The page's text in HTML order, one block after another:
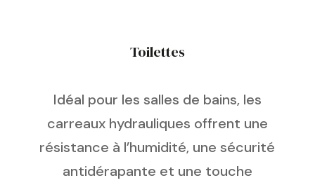
Toilettes
Idéal pour les salles de bains, les
carreaux hydrauliques offrent une
résistance à l’humidité, une sécurité
antidérapante et une touche